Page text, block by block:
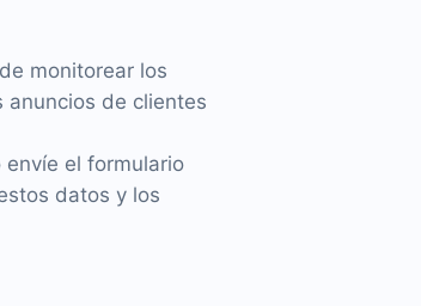
monitorear los
anuncios de clientes
el formulario
datos y los